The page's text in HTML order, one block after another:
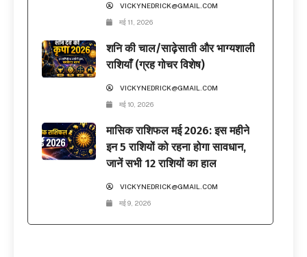
VICKYNEDRICK@GMAIL.COM
मई 11, 2026
शनि की चाल/साढ़ेसाती और भाग्यशाली
राशियाँ (ग्रह गोचर विशेष)
VICKYNEDRICK@GMAIL.COM
मई 10, 2026
मासिक राशिफल मई 2026: इस महीने
इन 5 राशियों को रहना होगा सावधान,
जानें सभी 12 राशियों का हाल
VICKYNEDRICK@GMAIL.COM
मई 9, 2026